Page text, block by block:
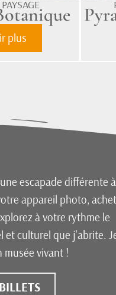
plus
escapade différente à
appareil photo,
à votre rythme le
culturel que j’abrite.
musée vivant !
BILLETS